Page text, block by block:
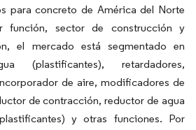
para concreto de América del Norte
función, sector de construcción y
el mercado está segmentado en
(plastificantes), retardadores,
de aire, modificadores de
de contracción, reductor de agua
y otras funciones. Por